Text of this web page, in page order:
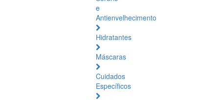
e
Antienvelhecimento
Hidratantes
Máscaras
Cuidados
Específicos